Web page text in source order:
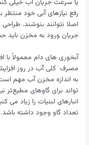
یا سرعت جریان آب خیلی
رفع نیازهای آبی خود
اصلا نتوانند بنوشند.
جریان ورود به مخزن باید حداقل 30 گالن در دقیقه سرعت
آبخوری های دام معمولاً
مصرف کلی آب در روز
به اندازه مخزن آب مهم
تواند برای گاوهای مطیع‌تر
انبارهای لبنیات را زیاد
تعداد گاو وجود داشته باشد.